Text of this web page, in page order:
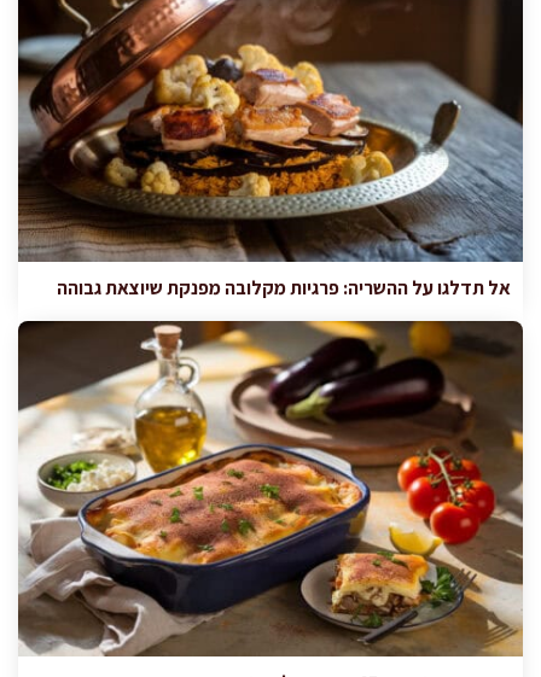
אל תדלגו על ההשריה: פרגיות מקלובה מפנקת שיוצאת גבוהה